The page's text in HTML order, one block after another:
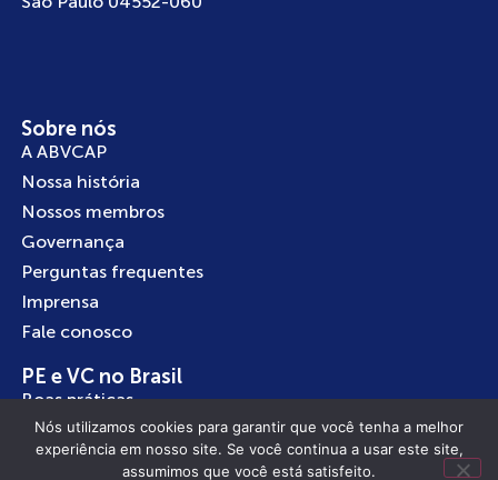
Sobre nós
A ABVCAP
Nossa história
Nossos membros
Governança
Perguntas frequentes
Imprensa
Fale conosco
PE e VC no Brasil
Boas práticas
Investindo no Brasil
Empreendedorismo
Nós utilizamos cookies para garantir que você tenha a melhor
experiência em nosso site. Se você continua a usar este site,
assumimos que você está satisfeito.